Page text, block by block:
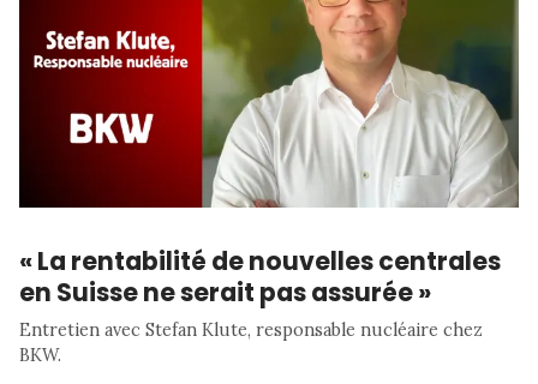
« La rentabilité de nouvelles centrales
en Suisse ne serait pas assurée »
Entretien avec Stefan Klute, responsable nucléaire chez
BKW.